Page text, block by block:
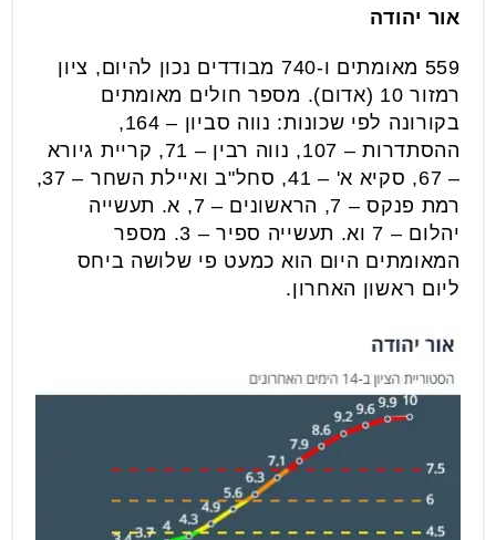
אור יהודה
559 מאומתים ו-740 מבודדים נכון להיום, ציון
רמזור 10 (אדום). מספר חולים מאומתים
בקורונה לפי שכונות: נווה סביון – 164,
ההסתדרות – 107, נווה רבין – 71, קריית גיורא
– 67, סקיא א' – 41, סחל"ב ואיילת השחר – 37,
רמת פנקס – 7, הראשונים – 7, א. תעשייה
יהלום – 7 וא. תעשייה ספיר – 3. מספר
המאומתים היום הוא כמעט פי שלושה ביחס
ליום ראשון האחרון.